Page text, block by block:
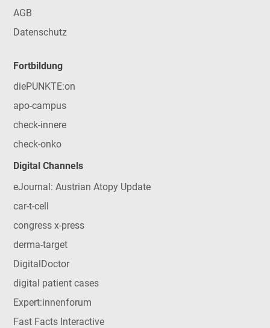
AGB
Datenschutz
Fortbildung
diePUNKTE:on
apo-campus
check-innere
check-onko
Digital Channels
eJournal: Austrian Atopy Update
car-t-cell
congress x-press
derma-target
DigitalDoctor
digital patient cases
Expert:innenforum
Fast Facts Interactive